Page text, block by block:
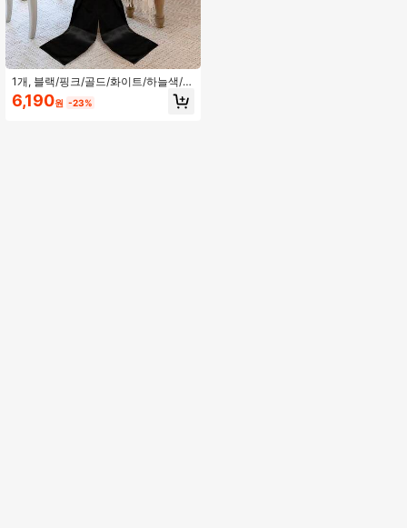
1개, 블랙/핑크/골드/화이트/하늘색/연
보라, 리본 장식 생일 파티, 결혼식, 새
틴 소재, 홈 데코레이션 배경, 테마 파
6,190원 -23%